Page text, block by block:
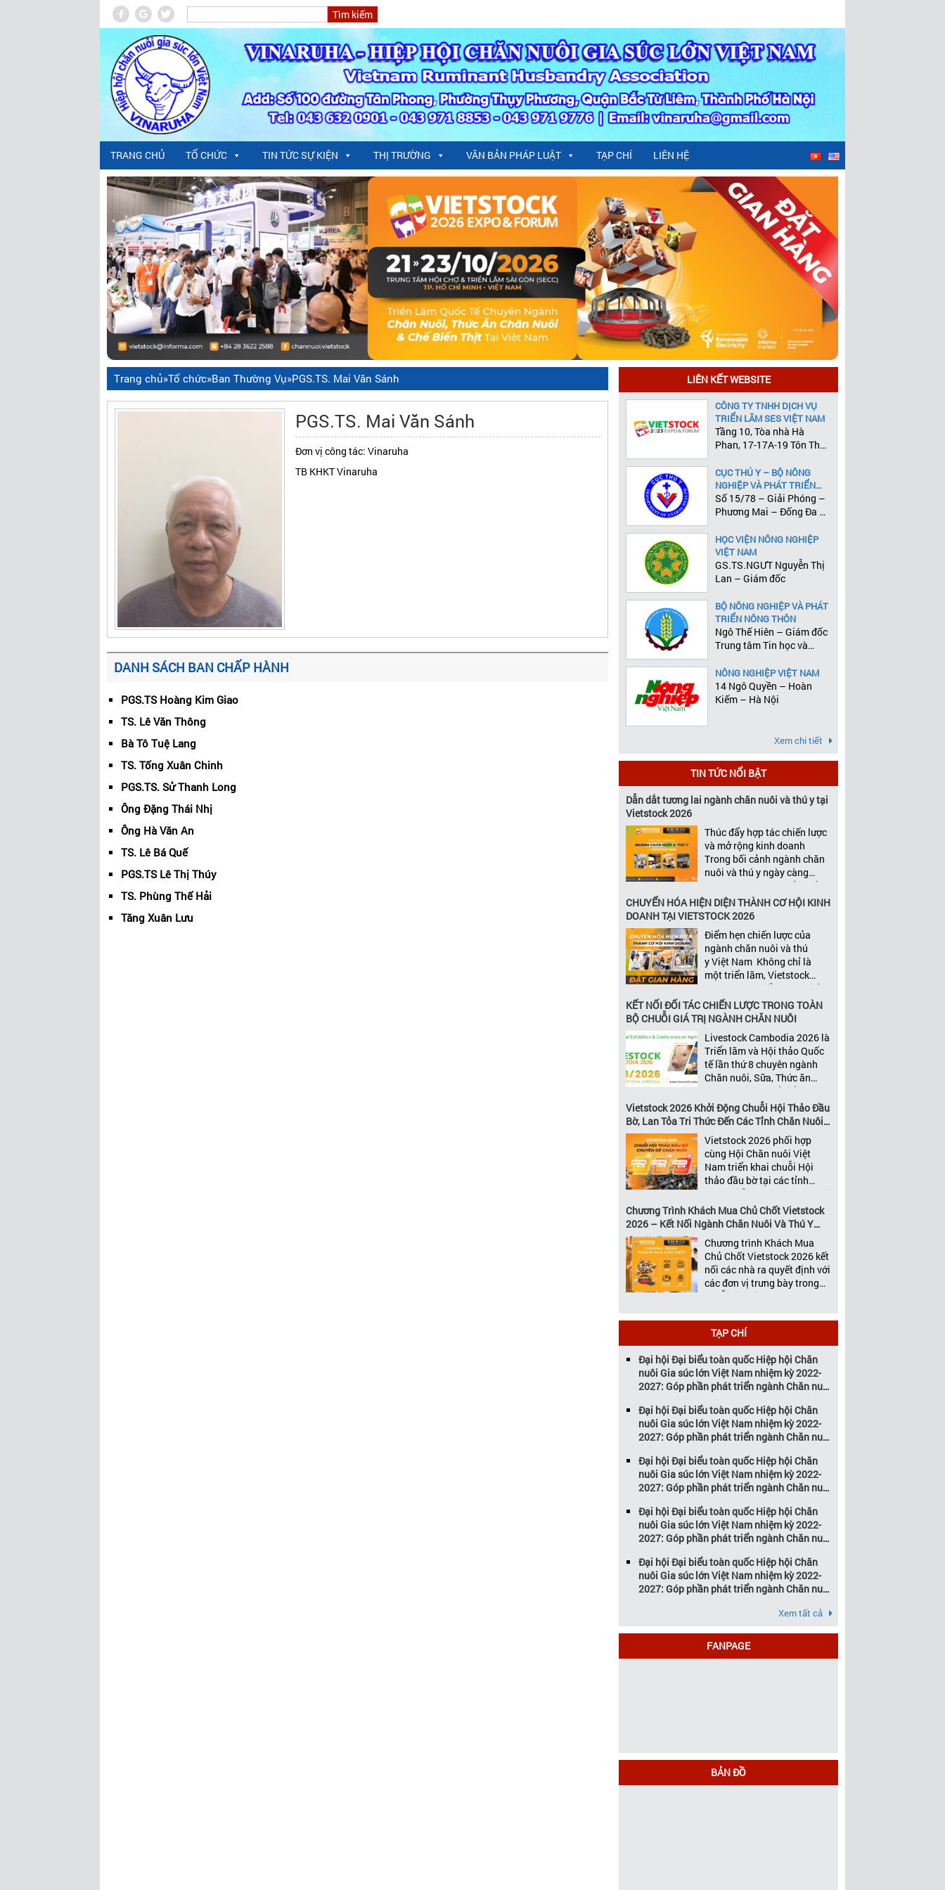
TRANG CHỦ TỔ CHỨC TIN TỨC SỰ KIỆN THỊ TRƯỜNG VĂN BẢN PHÁP LUẬT TẠP CHÍ LIÊN HỆ
Trang chủ»Tổ chức»Ban Thường Vụ»PGS.TS. Mai Văn Sánh
PGS.TS. Mai Văn Sánh
Đơn vị công tác: Vinaruha
TB KHKT Vinaruha
DANH SÁCH BAN CHẤP HÀNH
PGS.TS Hoàng Kim Giao
TS. Lê Văn Thông
Bà Tô Tuệ Lang
TS. Tống Xuân Chinh
PGS.TS. Sử Thanh Long
Ông Đặng Thái Nhị
Ông Hà Văn An
TS. Lê Bá Quế
PGS.TS Lê Thị Thúy
TS. Phùng Thế Hải
Tăng Xuân Lưu
LIÊN KẾT WEBSITE
CÔNG TY TNHH DỊCH VỤ
TRIỂN LÃM SES VIỆT NAM
Tầng 10, Tòa nhà Hà
Phan, 17-17A-19 Tôn Thất
Lão, Quận 1, Tp.HCM
CỤC THÚ Y – BỘ NÔNG
NGHIỆP VÀ PHÁT TRIỂN
NÔNG THÔN
Số 15/78 – Giải Phóng –
Phương Mai – Đống Đa –
HỌC VIỆN NÔNG NGHIỆP
VIỆT NAM
GS.TS.NGƯT Nguyễn Thị
Lan – Giám đốc
BỘ NÔNG NGHIỆP VÀ PHÁT
TRIỂN NÔNG THÔN
Ngô Thế Hiên – Giám đốc
Trung tâm Tin học và
NÔNG NGHIỆP VIỆT NAM
14 Ngô Quyền – Hoàn
Kiếm – Hà Nội
Xem chi tiết
TIN TỨC NỔI BẬT
Dẫn dắt tương lai ngành chăn nuôi và thú y tại
Vietstock 2026
Thúc đẩy hợp tác chiến lược
và mở rộng kinh doanh
Trong bối cảnh ngành chăn
nuôi và thú y ngày càng
cạnh tranh, tăng trưởng bền
vững không chỉ phụ thuộc
vào chất lượng sản phẩm
còn được thúc đẩy bởi khả
năng xây dựng các mối quan
[…]
CHUYỂN HÓA HIỆN DIỆN THÀNH CƠ HỘI KINH
DOANH TẠI VIETSTOCK 2026
Điểm hẹn chiến lược của
ngành chăn nuôi và thú
y Việt Nam Không chỉ là
một triển lãm, Vietstock
2026 còn là điểm hẹn chiến
lược của ngành. Quy tụ
những đơn vị kinh doanh
hàng đầu, những lãnh
đạo và nhà cung cấp trong
chuỗi giá
trị ngành, Vietstock mang
đến nền tảng kết nối toàn
giá trị […]
KẾT NỐI ĐỐI TÁC CHIẾN LƯỢC TRONG TOÀN
BỘ CHUỖI GIÁ TRỊ NGÀNH CHĂN NUÔI
Livestock Cambodia 2026 là
Triển lãm và Hội thảo Quốc
tế lần thứ 8 chuyên ngành
Chăn nuôi, Sữa, Thức ăn
chăn nuôi và Chế biến thịt
tại Campuchia. Đây được
đánh giá là một trong những
niên uy tín và đáng chú ý
nhất của ngành nông nghiệp
– chăn […]
Vietstock 2026 Khởi Động Chuỗi Hội Thảo Đầu
Bờ, Lan Tỏa Tri Thức Đến Các Tỉnh Chăn Nuôi
Trọng Điểm
Vietstock 2026 phối hợp
cùng Hội Chăn nuôi Việt
Nam triển khai chuỗi Hội
thảo đầu bờ tại các tỉnh
trọng điểm ngành chăn nuôi
Không chỉ là nền tảng giao
thương hàng đầu của ngành
chăn nuôi và thú y, Vietstock
còn là triển lãm duy nhất tại
Việt Nam tổ chức thường
niên […]
Chương Trình Khách Mua Chủ Chốt Vietstock
2026 – Kết Nối Ngành Chăn Nuôi Và Thú Y
Việt Nam Và Đông Nam ÁChương trình Khách Mua
Chủ Chốt Vietstock 2026 kết
nối các nhà ra quyết định với
các đơn vị trưng bày trong
chuỗi giá trị ngành chăn
năm đồng hành cùng sự
phát triển của ngành chăn
nuôi Việt Nam, Vietstock đã
khẳng định vị thế là triển […]
TẠP CHÍ
Đại hội Đại biểu toàn quốc Hiệp hội Chăn
nuôi Gia súc lớn Việt Nam nhiệm kỳ 2022-
2027: Góp phần phát triển ngành Chăn nuôi
Đại hội Đại biểu toàn quốc Hiệp hội Chăn
nuôi Gia súc lớn Việt Nam nhiệm kỳ 2022-
2027: Góp phần phát triển ngành Chăn nuôi
Đại hội Đại biểu toàn quốc Hiệp hội Chăn
nuôi Gia súc lớn Việt Nam nhiệm kỳ 2022-
2027: Góp phần phát triển ngành Chăn nuôi
Đại hội Đại biểu toàn quốc Hiệp hội Chăn
nuôi Gia súc lớn Việt Nam nhiệm kỳ 2022-
2027: Góp phần phát triển ngành Chăn nuôi
Đại hội Đại biểu toàn quốc Hiệp hội Chăn
nuôi Gia súc lớn Việt Nam nhiệm kỳ 2022-
2027: Góp phần phát triển ngành Chăn nuôi
Xem tất cả
FANPAGE
BẢN ĐỒ